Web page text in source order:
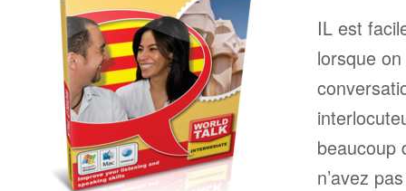
IL est
lorsque
beaucoup
n’avez